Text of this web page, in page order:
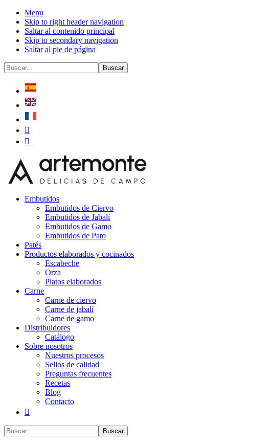
Menu
Skip to right header navigation
Saltar al contenido principal
Skip to secondary navigation
Saltar al pie de página
Before
Header
Buscar...
Embutidos
Embutidos de Ciervo
Embutidos de Jabalí
Embutidos de Gamo
Embutidos de Pato
Patés
Productos elaborados y cocinados
Escabeche
Orza
Platos elaborados
Carne
Carne de ciervo
Carne de jabalí
Carne de gamo
Distribuidores
Catálogo
Sobre nosotros
Nuestros procesos
Sellos de calidad
Preguntas frecuentes
Recetas
Blog
Contacto
Buscar...